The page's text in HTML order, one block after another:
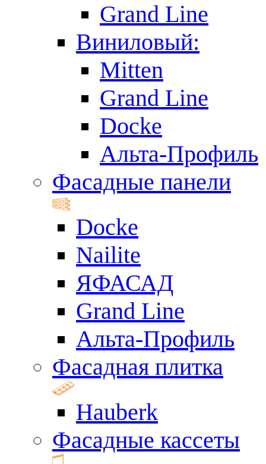
Grand Line
Виниловый:
Mitten
Grand Line
Docke
Альта-Профиль
Фасадные панели
Docke
Nailite
ЯФАСАД
Grand Line
Альта-Профиль
Фасадная плитка
Hauberk
Фасадные кассеты